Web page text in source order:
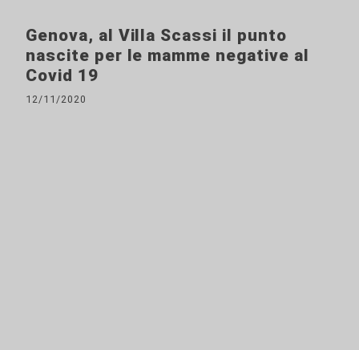
Genova, al Villa Scassi il punto
nascite per le mamme negative al
Covid 19
12/11/2020